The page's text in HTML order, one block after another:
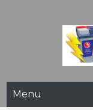
Onur
Hugel Akü, Yiğit Akü,
Menu